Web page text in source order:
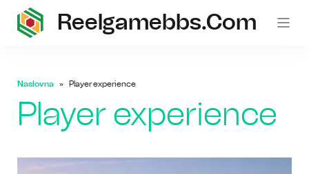
Reelgamebbs.com
Naslovna Player experience
Player experience